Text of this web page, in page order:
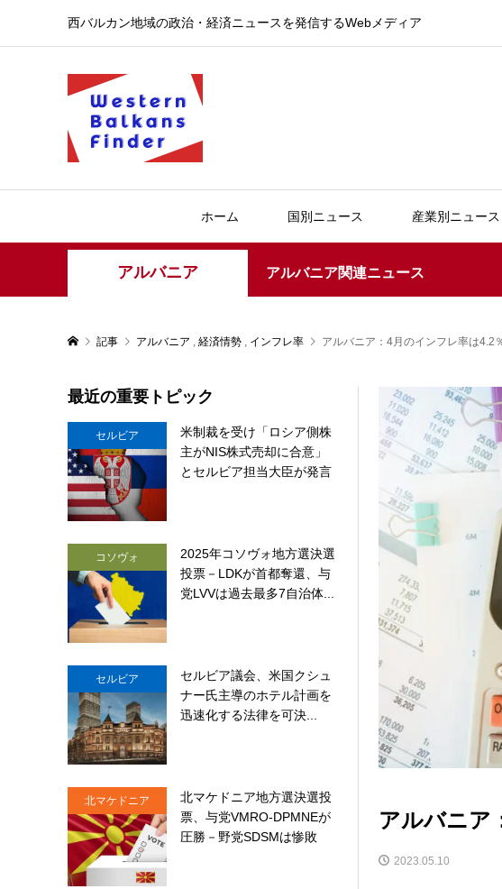
西バルカン地域の政治・経済ニュースを発信するWebメディア
ホーム 国別ニュース 産業別ニュース
アルバニア アルバニア関連ニュース
記事 アルバニア 経済情勢 インフレ率 アルバニア：4月のインフレ率は4.2
アルバニア
2023.05.10
最近の重要トピック
セルビア
米制裁を受け「ロシア側株
主がNIS株式売却に合意」
とセルビア担当大臣が発言
コソヴォ
2025年コソヴォ地方選決選
投票－LDKが首都奪還、与
党LVVは過去最多7自治体...
セルビア
セルビア議会、米国クシュ
ナー氏主導のホテル計画を
迅速化する法律を可決...
北マケドニア
北マケドニア地方選決選投
票、与党VMRO-DPMNEが
圧勝－野党SDSMは惨敗